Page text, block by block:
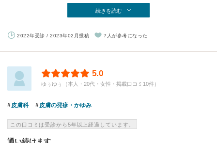
続きを読む
2022年受診 / 2023年02月投稿 7人が参考になった
5.0
ゆぅゆぅ（本人・20代・女性・掲載口コミ10件）
皮膚科 皮膚の発疹・かゆみ
この口コミは受診から5年以上経過しています。
通い続けます